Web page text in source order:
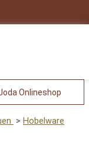
Onlineshop
Hobelware